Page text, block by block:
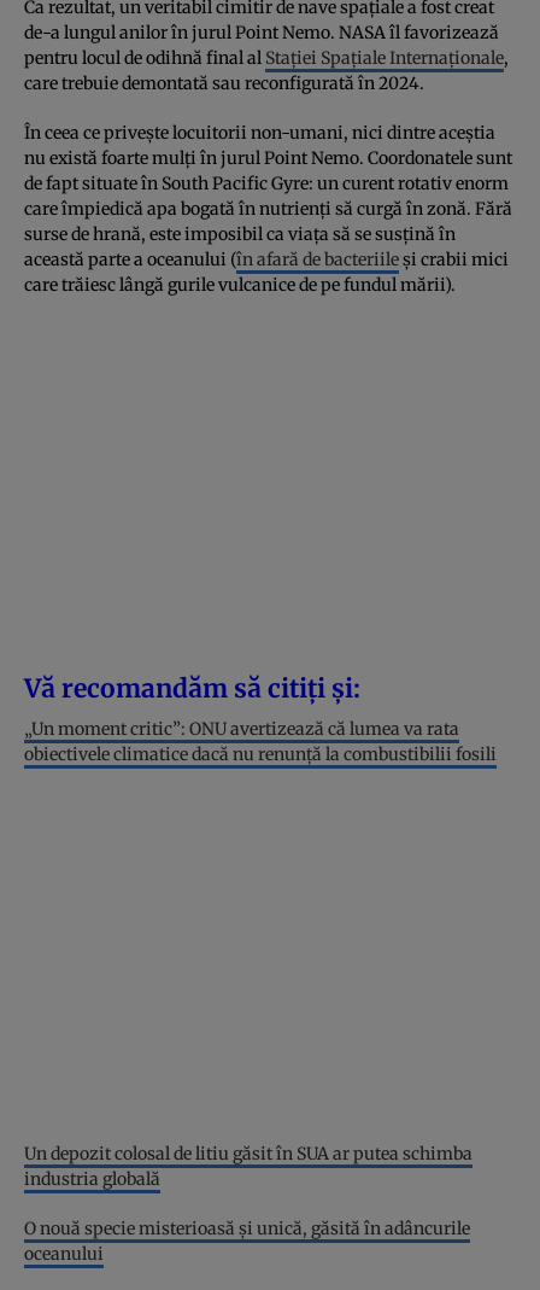
Ca rezultat, un veritabil cimitir de nave spațiale a fost creat
de-a lungul anilor în jurul Point Nemo. NASA îl favorizează
pentru locul de odihnă final al Stației Spațiale Internaționale,
care trebuie demontată sau reconfigurată în 2024.
În ceea ce privește locuitorii non-umani, nici dintre aceștia
nu există foarte mulți în jurul Point Nemo. Coordonatele sunt
de fapt situate în South Pacific Gyre: un curent rotativ enorm
care împiedică apa bogată în nutrienți să curgă în zonă. Fără
surse de hrană, este imposibil ca viața să se susțină în
această parte a oceanului (în afară de bacteriileși crabii mici
care trăiesc lângă gurile vulcanice de pe fundul mării).
Vă recomandăm să citiți și:
„Un moment critic”: ONU avertizează că lumea va rata
obiectivele climatice dacă nu renunță la combustibilii fosili
Un depozit colosal de litiu găsit în SUA ar putea schimba
industria globală
O nouă specie misterioasă și unică, găsită în adâncurile
oceanului